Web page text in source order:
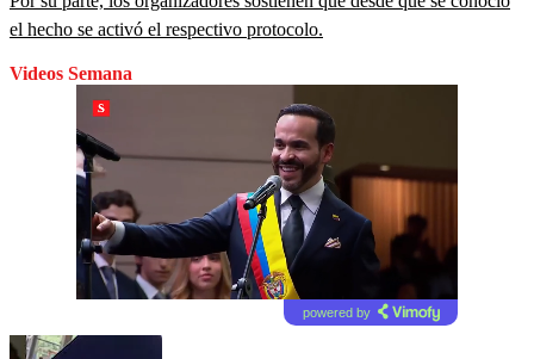
el hecho se activó el respectivo protocolo.
Videos Semana
powered by